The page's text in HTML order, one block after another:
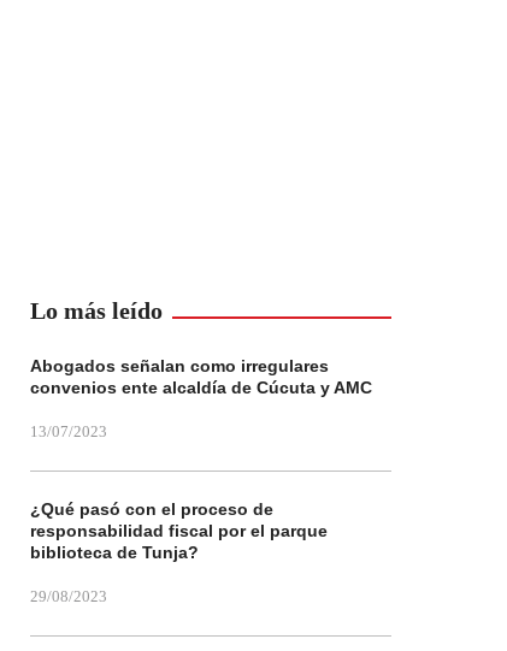
Lo más leído
Abogados señalan como irregulares
convenios ente alcaldía de Cúcuta y AMC
13/07/2023
¿Qué pasó con el proceso de
responsabilidad fiscal por el parque
biblioteca de Tunja?
29/08/2023